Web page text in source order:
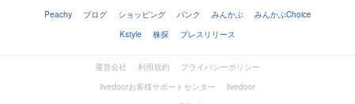
Peachy ブログ ショッピング バンク みんかぶ
みんかぶChoice
Kstyle
株探 プレスリリース
運営会社 利用規約
プライバシーポリシー
livedoorお客様サポートセンター
livedoor